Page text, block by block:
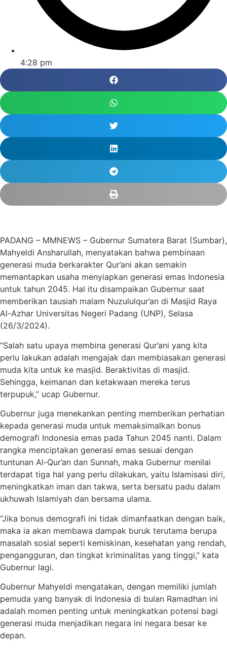
4:28 pm
PADANG – MMNEWS – Gubernur Sumatera Barat (Sumbar),
Mahyeldi Ansharullah, menyatakan bahwa pembinaan
generasi muda berkarakter Qur’ani akan semakin
memantapkan usaha menyiapkan generasi emas Indonesia
untuk tahun 2045. Hal itu disampaikan Gubernur saat
memberikan tausiah malam Nuzululqur’an di Masjid Raya
Al-Azhar Universitas Negeri Padang (UNP), Selasa
(26/3/2024).
“Salah satu upaya membina generasi Qur’ani yang kita
perlu lakukan adalah mengajak dan membiasakan generasi
muda kita untuk ke masjid. Beraktivitas di masjid.
Sehingga, keimanan dan ketakwaan mereka terus
terpupuk,” ucap Gubernur.
Gubernur juga menekankan penting memberikan perhatian
kepada generasi muda untuk memaksimalkan bonus
demografi Indonesia emas pada Tahun 2045 nanti. Dalam
rangka menciptakan generasi emas sesuai dengan
tuntunan Al-Qur’an dan Sunnah, maka Gubernur menilai
terdapat tiga hal yang perlu dilakukan, yaitu Islamisasi diri,
meningkatkan iman dan takwa, serta bersatu padu dalam
ukhuwah Islamiyah dan bersama ulama.
“Jika bonus demografi ini tidak dimanfaatkan dengan baik,
maka ia akan membawa dampak buruk terutama berupa
masalah sosial seperti kemiskinan, kesehatan yang rendah,
pengangguran, dan tingkat kriminalitas yang tinggi,” kata
Gubernur lagi.
Gubernur Mahyeldi mengatakan, dengan memiliki jumlah
pemuda yang banyak di Indonesia di bulan Ramadhan ini
adalah momen penting untuk meningkatkan potensi bagi
generasi muda menjadikan negara ini negara besar ke
depan.